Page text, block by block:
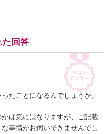
た回答
たことになるんでしょうか。
は気にはなりますが、ご記載
事情がお伺いできませんでし